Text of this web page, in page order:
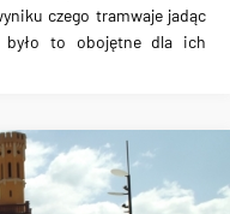
czego tramwaje jadąc
to obojętne dla ich